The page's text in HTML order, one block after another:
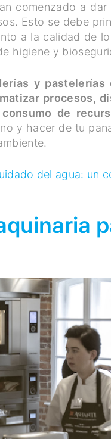
comenzado a
Esto se debe
a la calidad de
higiene y
y
procesos,
de
y hacer de tu
del agua: un